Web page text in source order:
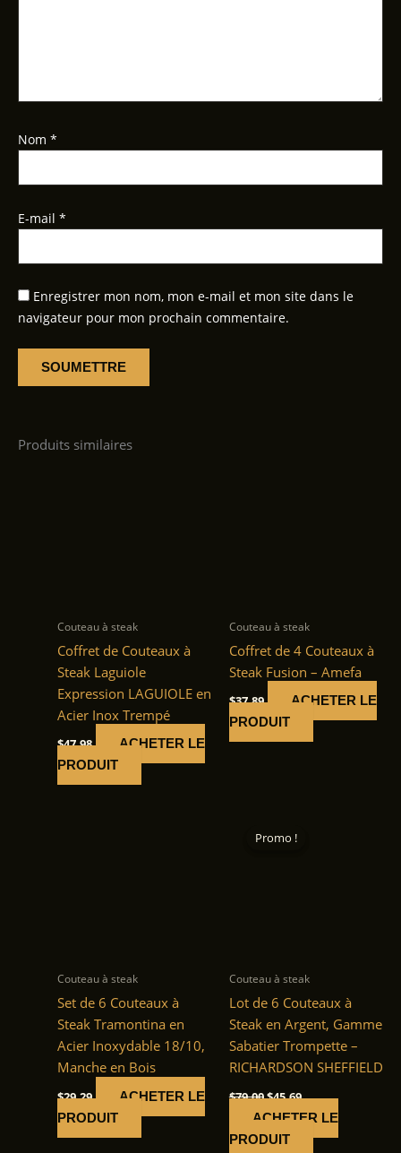
Nom *
E-mail *
Enregistrer mon nom, mon e-mail et mon site dans le
navigateur pour mon prochain commentaire.
Produits similaires
Couteau à steak
Coffret de Couteaux à
Steak Laguiole
Expression LAGUIOLE en
Acier Inox Trempé
$47.98
ACHETER LE
PRODUIT
Couteau à steak
Coffret de 4 Couteaux à
Steak Fusion – Amefa
$37.89
ACHETER LE
PRODUIT
Couteau à steak
Set de 6 Couteaux à
Steak Tramontina en
Acier Inoxydable 18/10,
Manche en Bois
$29.29
ACHETER LE
PRODUIT
Promo !
Promo !
Couteau à steak
Lot de 6 Couteaux à
Steak en Argent, Gamme
Sabatier Trompette –
RICHARDSON SHEFFIELD
$79.00Le
initial
était :
$45.69Le
actuel
est :
ACHETER LE
PRODUIT